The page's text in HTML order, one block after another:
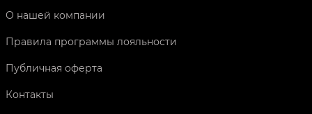
О нашей компании
Правила программы лояльности
Публичная оферта
Контакты